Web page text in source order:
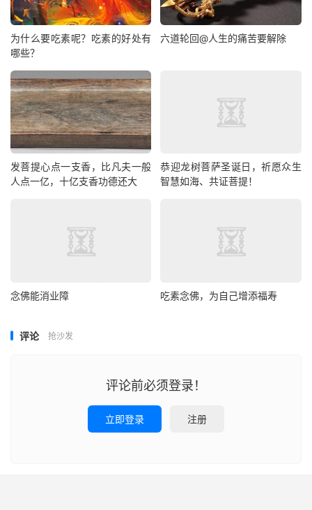
为什么要吃素呢？吃素的好处有
哪些？
六道轮回@人生的痛苦要解除
发菩提心点一支香，比凡夫一般
人点一亿，十亿支香功德还大
恭迎龙树菩萨圣诞日，祈愿众生
智慧如海、​共证菩提！
念佛能消业障 吃素念佛，为自己增添福寿
评论 抢沙发
评论前必须登录！
立即登录 注册